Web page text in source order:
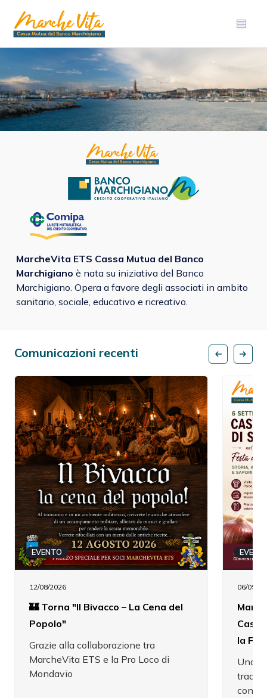
MarcheVita ETS Cassa Mutua del Banco
Marchigiano è nata su iniziativa del Banco
Marchigiano. Opera a favore degli associati in ambito
sanitario, sociale, educativo e ricreativo.
Comunicazioni recenti
EVENTO
12/08/2026
🏰 Torna "Il Bivacco – La Cena del
Popolo"
Grazie alla collaborazione tra
MarcheVita ETS e la Pro Loco di
Mondavio
06/09/
la
Una